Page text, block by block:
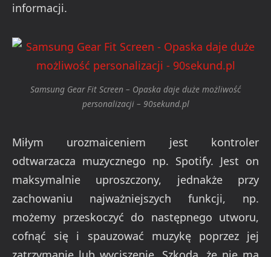
informacji.
Samsung Gear Fit Screen – Opaska daje duże możliwość
personalizacji – 90sekund.pl
Miłym urozmaiceniem jest kontroler
odtwarzacza muzycznego np. Spotify. Jest on
maksymalnie uproszczony, jednakże przy
zachowaniu najważniejszych funkcji, np.
możemy przeskoczyć do następnego utworu,
cofnąć się i spauzować muzykę poprzez jej